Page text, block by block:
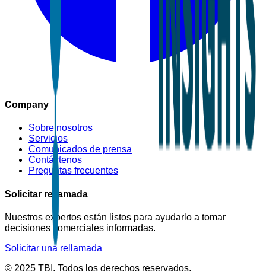
Company
Sobre nosotros
Servicios
Comunicados de prensa
Contáctenos
Preguntas frecuentes
Solicitar rellamada
Nuestros expertos están listos para ayudarlo a tomar
decisiones comerciales informadas.
Solicitar una rellamada
© 2025 TBI. Todos los derechos reservados.